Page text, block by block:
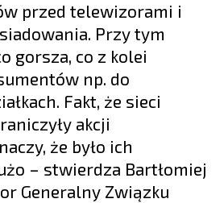
przed telewizorami i
Przy tym
gorsza, co z kolei
np. do
Fakt, że sieci
akcji
że było ich
– stwierdza Bartłomiej
Generalny Związku